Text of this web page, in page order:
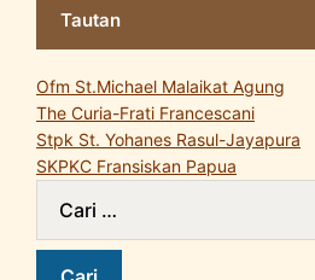
Tautan
Ofm St.Michael Malaikat Agung
The Curia-Frati Francescani
Stpk St. Yohanes Rasul-Jayapura
SKPKC Fransiskan Papua